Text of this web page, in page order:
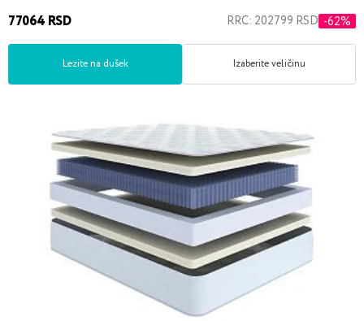
77064 RSD RRC: 202799 RSD -62%
Lezite na dušek Izaberite veličinu